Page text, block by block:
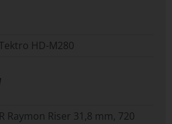
HD-M280
R Raymon Riser 31,8 mm, 720